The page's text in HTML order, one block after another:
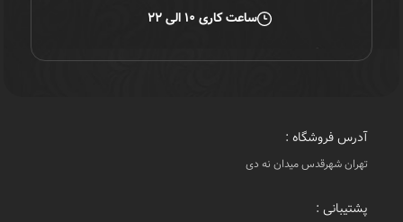
ساعت کاری ۱۰ الی ۲۲
آدرس فروشگاه :
تهران شهرقدس میدان نه دی
پشتیبانی :